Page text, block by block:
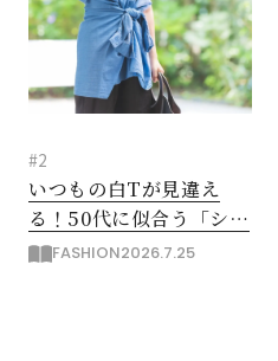
#2
いつもの白Tが見違え
る！50代に似合う「シャ
ツの巻き方アレンジ」3
FASHION2026.7.25